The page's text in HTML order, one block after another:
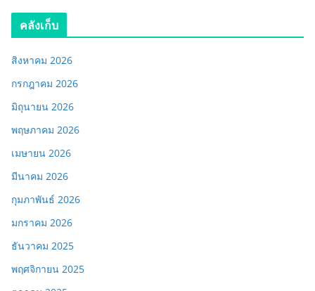
คลังเก็บ
สิงหาคม 2026
กรกฎาคม 2026
มิถุนายน 2026
พฤษภาคม 2026
เมษายน 2026
มีนาคม 2026
กุมภาพันธ์ 2026
มกราคม 2026
ธันวาคม 2025
พฤศจิกายน 2025